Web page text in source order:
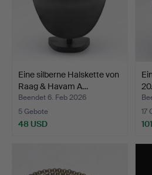
Eine silberne Halskette von
Raag & Havam A…
Beendet 6. Feb 2026
5 Gebote
48 USD
17